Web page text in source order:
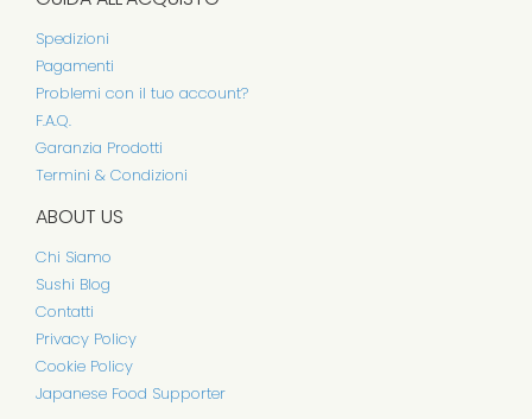
Spedizioni
Pagamenti
Problemi con il tuo account?
F.A.Q.
Garanzia Prodotti
Termini & Condizioni
ABOUT US
Chi Siamo
Sushi Blog
Contatti
Privacy Policy
Cookie Policy
Japanese Food Supporter